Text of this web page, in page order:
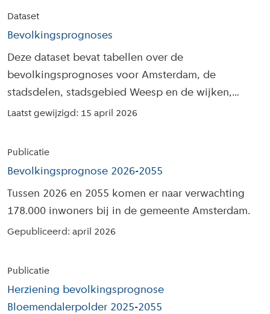
Bevolkingsprognoses
Dataset
Deze dataset bevat tabellen over de
bevolkingsprognoses voor Amsterdam, de
stadsdelen, stadsgebied Weesp en de wijken,
uitgesplitst naar verschillende
Laatst gewijzigd: 15 april 2026
Bevolkingsprognose 2026-2055
Publicatie
Tussen 2026 en 2055 komen er naar verwachting
178.000 inwoners bij in de gemeente Amsterdam.
Gepubliceerd: april 2026
Herziening bevolkingsprognose
Bloemendalerpolder 2025-2055
Publicatie